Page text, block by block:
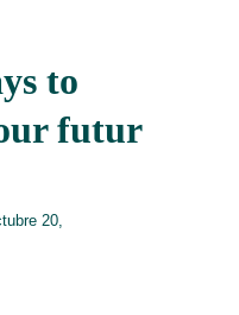
to
futur
20,